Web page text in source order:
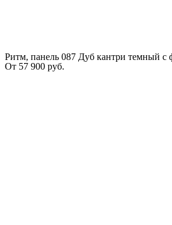
Ритм, панель 087 Дуб кантри темный с
От 57 900 руб.